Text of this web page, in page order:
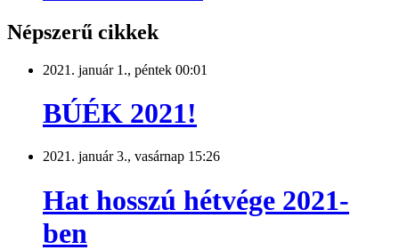
Népszerű cikkek
2021. január 1., péntek 00:01
BÚÉK 2021!
2021. január 3., vasárnap 15:26
Hat hosszú hétvége 2021-
ben